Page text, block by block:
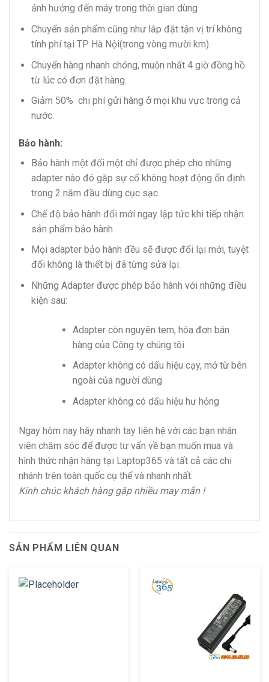
ảnh hưởng đến máy trong thời gian dùng
Chuyển sản phẩm cũng như lắp đặt tận vị trí không
tính phí tại TP Hà Nội(trong vòng mười km).
Chuyển hàng nhanh chóng, muộn nhất 4 giờ đồng hồ
từ lúc có đơn đặt hàng.
Giảm 50% chi phí gửi hàng ở mọi khu vực trong cả
nước.
Bảo hành:
Bảo hành một đổi một chỉ được phép cho những
adapter nào đó gặp sự cố không hoạt động ổn định
trong 2 năm đầu dùng cục sạc.
Chế độ bảo hành đổi mới ngay lập tức khi tiếp nhận
sản phẩm bảo hành
Mọi adapter bảo hành đều sẽ được đổi lại mới, tuyệt
đối không là thiết bị đã từng sửa lại.
Những Adapter được phép bảo hành với những điều
kiện sau:
Adapter còn nguyên tem, hóa đơn bán
hàng của Công ty chúng tôi
Adapter không có dấu hiệu cạy, mở từ bên
ngoài của người dùng
Adapter không có dấu hiệu hư hỏng
Ngay hôm nay hãy nhanh tay liên hệ với các bạn nhân
viên chăm sóc để được tư vấn về bạn muốn mua và
hình thức nhận hàng tại Laptop365 và tất cả các chi
nhánh trên toàn quốc cụ thể và nhanh nhất.
Kính chúc khách hàng gặp nhiều may mắn !
SẢN PHẨM LIÊN QUAN